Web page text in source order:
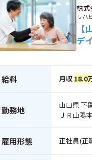
株式
リハ
デ
給料 月収 18.0
勤務地
山口県 下
ＪＲ山陽
雇用形態 正社員(正